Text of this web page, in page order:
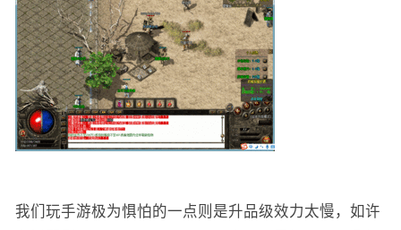
我们玩手游极为惧怕的一点则是升品级效力太慢，如许